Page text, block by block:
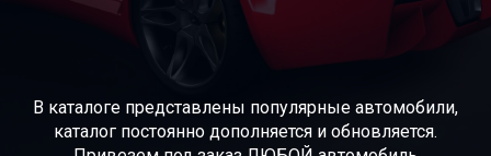
В каталоге представлены популярные автомобили,
каталог постоянно дополняется и обновляется.